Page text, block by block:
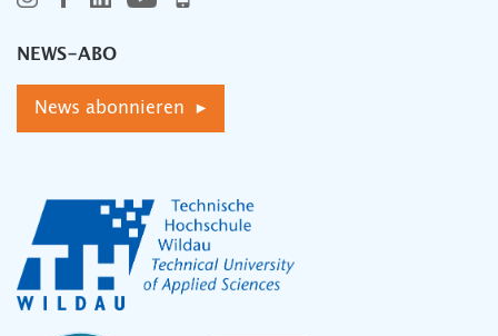
NEWS-ABO
News abonnieren ▸